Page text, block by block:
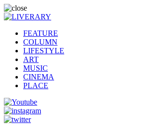
FEATURE
COLUMN
LIFESTYLE
ART
MUSIC
CINEMA
PLACE